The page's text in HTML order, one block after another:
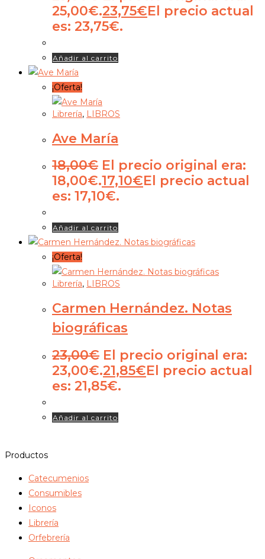
25,00€.23,75€El precio actual
es: 23,75€.
Añadir al carrito
¡Oferta!
Librería, LIBROS
Ave María
18,00€ El precio original era:
18,00€.17,10€El precio actual
es: 17,10€.
Añadir al carrito
¡Oferta!
Librería, LIBROS
Carmen Hernández. Notas
biográficas
23,00€ El precio original era:
23,00€.21,85€El precio actual
es: 21,85€.
Añadir al carrito
Productos
Catecumenios
Consumibles
Iconos
Librería
Orfebrería